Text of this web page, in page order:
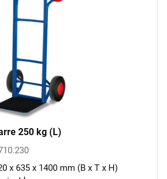
250 kg (L)
x 635 x 1400 mm (B x T x H)